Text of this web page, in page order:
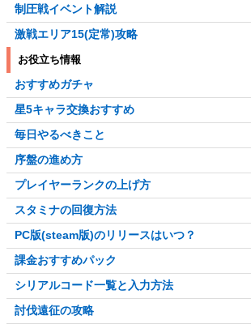
制圧戦イベント解説
激戦エリア15(定常)攻略
お役立ち情報
おすすめガチャ
星5キャラ交換おすすめ
毎日やるべきこと
序盤の進め方
プレイヤーランクの上げ方
スタミナの回復方法
PC版(steam版)のリリースはいつ？
課金おすすめパック
シリアルコード一覧と入力方法
討伐遠征の攻略